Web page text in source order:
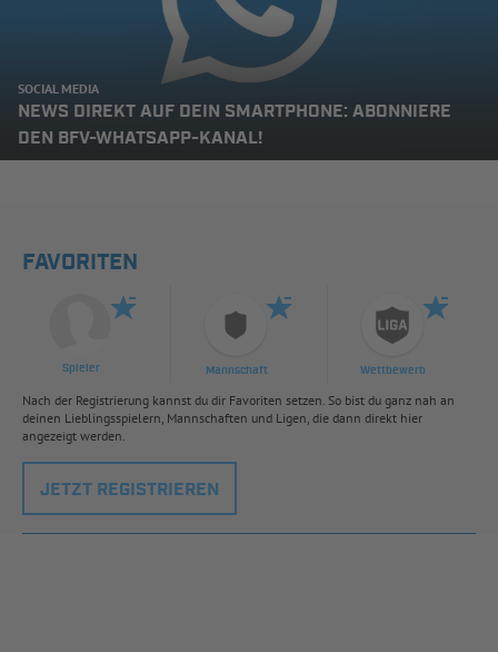
SOCIAL MEDIA
NEWS DIREKT AUF DEIN SMARTPHONE: ABONNIERE
DEN BFV-WHATSAPP-KANAL!
FAVORITEN
Spieler Mannschaft Wettbewerb
Nach der Registrierung kannst du dir Favoriten setzen. So bist du ganz nah an
deinen Lieblingsspielern, Mannschaften und Ligen, die dann direkt hier
angezeigt werden.
JETZT REGISTRIEREN